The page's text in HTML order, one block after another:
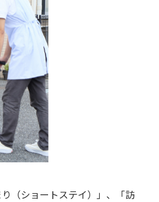
（ショートステイ）」、「訪